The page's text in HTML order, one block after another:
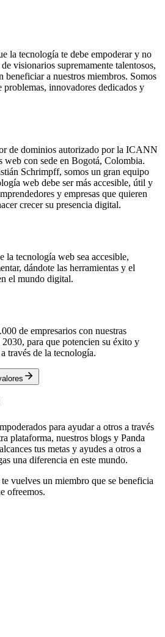
la tecnología te debe empoderar y no
visionarios supremamente talentosos,
beneficiar a nuestros miembros. Somos
problemas, innovadores dedicados y
de dominios autorizado por la ICANN
web con sede en Bogotá, Colombia.
Schrimpff, somos un gran equipo
web debe ser más accesible, útil y
y empresas que quieren
crecer su presencia digital.
la tecnología web sea accesible,
dándote las herramientas y el
el mundo digital.
de empresarios con nuestras
para que potencien su éxito y
través de la tecnología.
para ayudar a otros a través
plataforma, nuestros blogs y Panda
tus metas y ayudes a otros a
una diferencia en este mundo.
vuelves un miembro que se beneficia
ofreemos.